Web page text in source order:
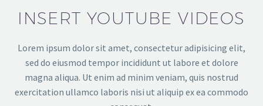
INSERT YOUTUBE VIDEOS
Lorem ipsum dolor sit amet, consectetur adipisicing elit,
sed do eiusmod tempor incididunt ut labore et dolore
magna aliqua. Ut enim ad minim veniam, quis nostrud
exercitation ullamco laboris nisi ut aliquip ex ea commodo